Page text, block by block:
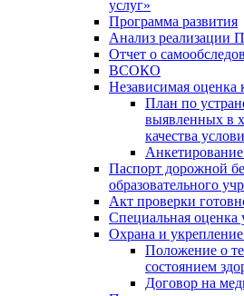
услуг»
Программа развития
Анализ реализации
Отчет о
ВСОКО
Независимая оценка
План по
выявленных в
качества
Паспорт дорожной
образовательного
Акт проверки
Специальная оценка
Охрана и укрепление
Положение о
состоянием
Договор на